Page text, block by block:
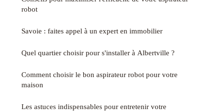
robot
Savoie : faites appel à un expert en immobilier
Quel quartier choisir pour s'installer à Albertville ?
Comment choisir le bon aspirateur robot pour votre
maison
Les astuces indispensables pour entretenir votre